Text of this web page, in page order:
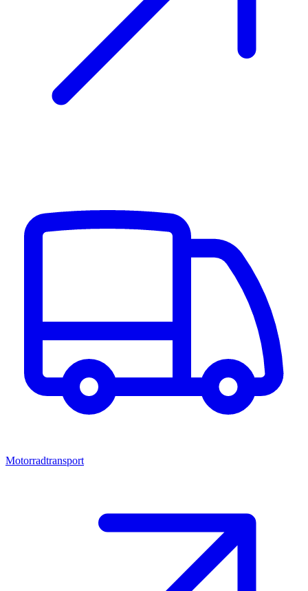
Motorradtransport